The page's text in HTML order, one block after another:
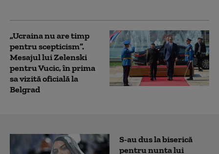
„Ucraina nu are timp
pentru scepticism”.
Mesajul lui Zelenski
pentru Vucic, în prima
sa vizită oficială la
Belgrad
S-au dus la biserică
pentru nunta lui